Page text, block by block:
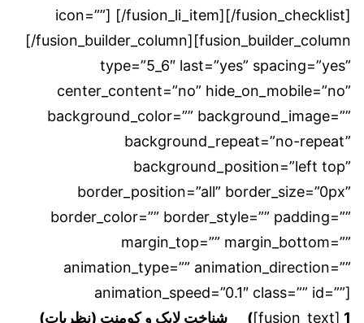
icon=””] [/fusion_li_item][/fusion_checklist]
[/fusion_builder_column][fusion_builder_column
type=”5_6″ last=”yes” spacing=”yes”
center_content=”no” hide_on_mobile=”no”
background_color=”” background_image=””
background_repeat=”no-repeat”
background_position=”left top”
border_position=”all” border_size=”0px”
border_color=”” border_style=”” padding=””
margin_top=”” margin_bottom=””
animation_type=”” animation_direction=””
animation_speed=”0.1″ class=”” id=””]
[fusion_text] 1) شناخت لایک و کومنت (نظریات)